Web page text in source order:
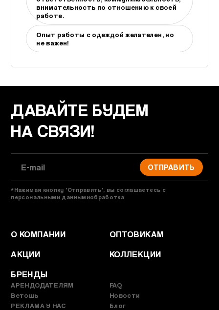
внимательность по отношению к своей
работе.
Опыт работы с одеждой желателен, но
не важен!
ДАВАЙТЕ БУДЕМ
НА СВЯЗИ!
ОТПРАВИТЬ
*Нажимая кнопку 'Отправить', вы соглашаетесь с
персональными даннымиобработка
О КОМПАНИИ
ОПТОВИКАМ
АКЦИИ
КОЛЛЕКЦИИ
БРЕНДЫ
АРЕНДОДАТЕЛЯМ
Ветошь
РЕКЛАМА У НАС
FAQ
Новости
Блог